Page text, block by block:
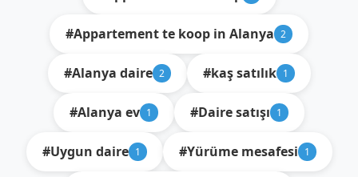
#Appartement te koop in Alanya 2
#Alanya daire 2 #kaş satılık 1
#Alanya ev 1 #Daire satışı 1
#Uygun daire 1 #Yürüme mesafesi 1